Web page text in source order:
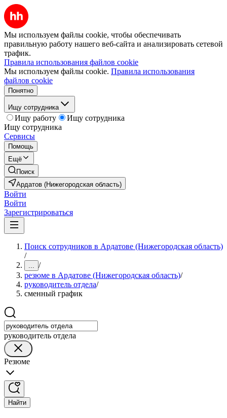
Мы используем файлы cookie, чтобы обеспечивать
правильную работу нашего веб-сайта и анализировать сетевой
трафик.
Правила использования файлов cookie
Мы используем файлы cookie. Правила использования
файлов cookie
Понятно
Ищу сотрудника
Ищу работу
Ищу сотрудника
Ищу сотрудника
Сервисы
Помощь
Ещё
Поиск
Ардатов (Нижегородская область)
Войти
Войти
Зарегистрироваться
Поиск сотрудников в Ардатове (Нижегородская область)
/
... /
резюме в Ардатове (Нижегородская область)/
руководитель отдела/
сменный график
руководитель отдела
Резюме
Найти